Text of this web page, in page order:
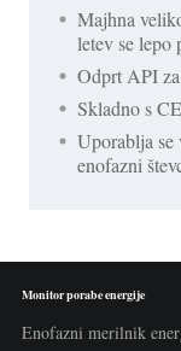
Majhna
letev se lepo
Odprt API
Skladno s
Uporablja se
enofazni
Monitor porabe energije
Enofazni merilnik